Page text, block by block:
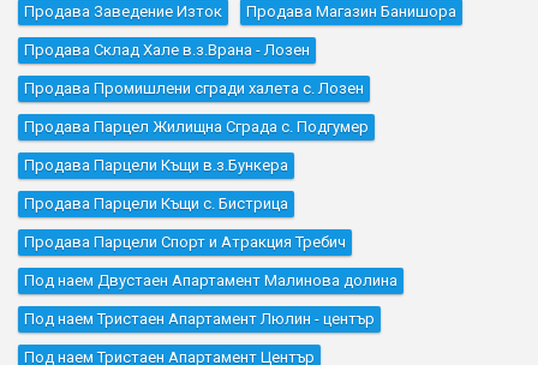
Продава Заведение Изток Продава Магазин Банишора
Продава Склад Хале в.з.Врана - Лозен
Продава Промишлени сгради халета с. Лозен
Продава Парцел Жилищна Сграда с. Подгумер
Продава Парцели Къщи в.з.Бункера
Продава Парцели Къщи с. Бистрица
Продава Парцели Спорт и Атракция Требич
Под наем Двустаен Апартамент Малинова долина
Под наем Тристаен Апартамент Люлин - център
Под наем Тристаен Апартамент Център